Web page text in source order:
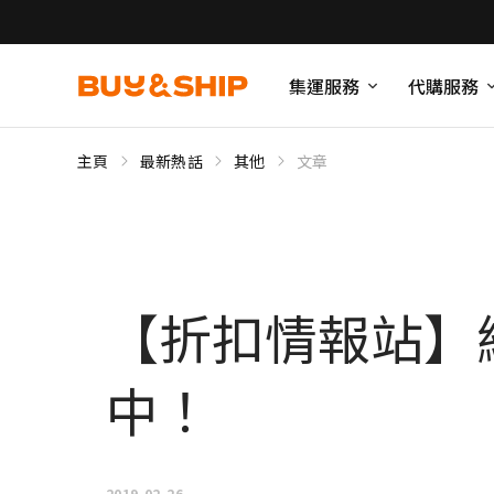
集運服務 代購服務
主頁 最新熱話 其他 文章
【折扣情報站
中！